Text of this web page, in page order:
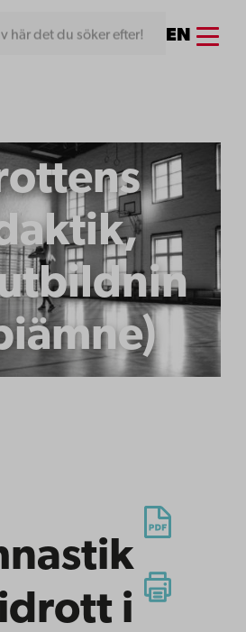
här det du söker efter! EN Menu
i